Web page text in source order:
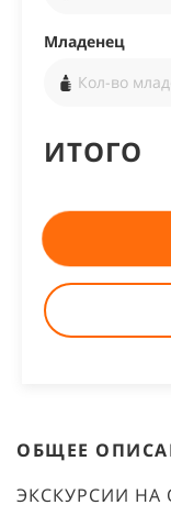
Младенец
ИТОГО
ОБЩЕЕ
ЭКСКУРСИИ НА